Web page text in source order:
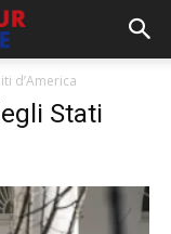
d’America
Stati